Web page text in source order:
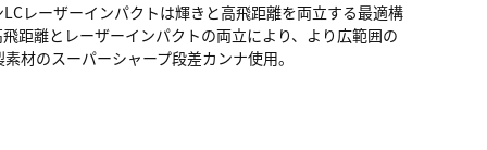
レーザーインパクトは輝きと高飛距離を両立する最適構
距離とレーザーインパクトの両立により、より広範囲の
材のスーパーシャープ段差カンナ使用。